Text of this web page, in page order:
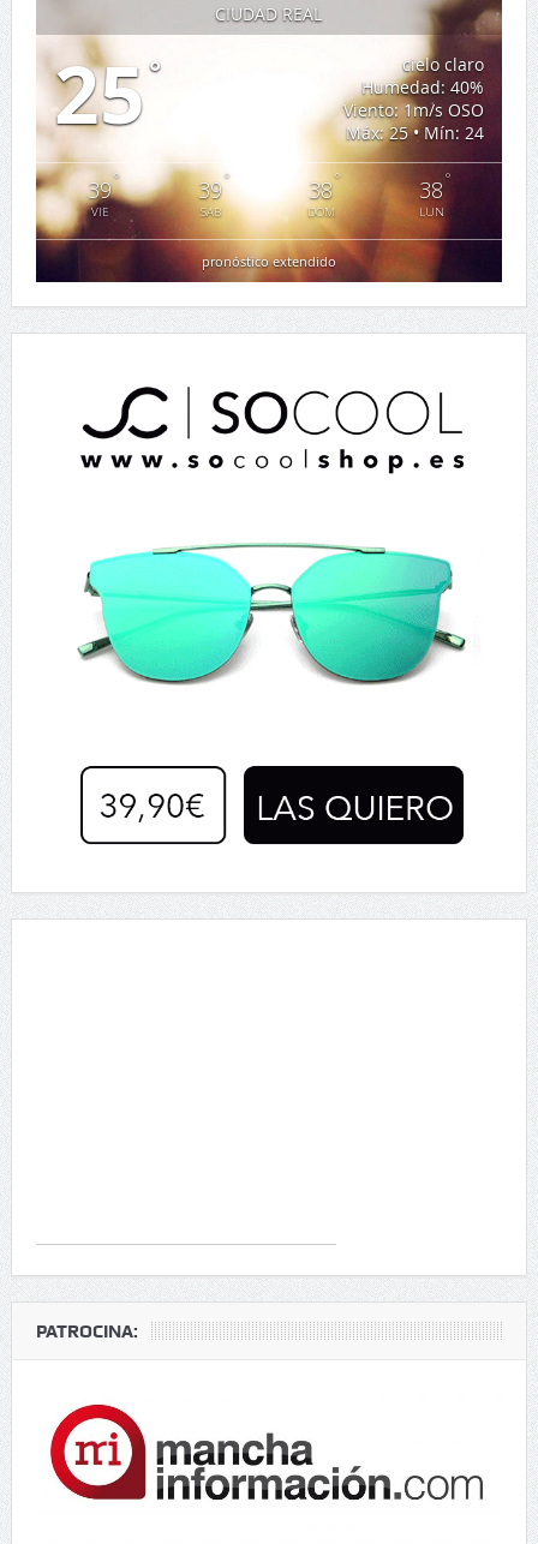
CIUDAD REAL
25°
cielo claro
Humedad: 40%
Viento: 1m/s OSO
Máx: 25 • Mín: 24
39°
VIE
39°
SAB
38°
DOM
38 °
LUN
pronóstico extendido
PATROCINA: